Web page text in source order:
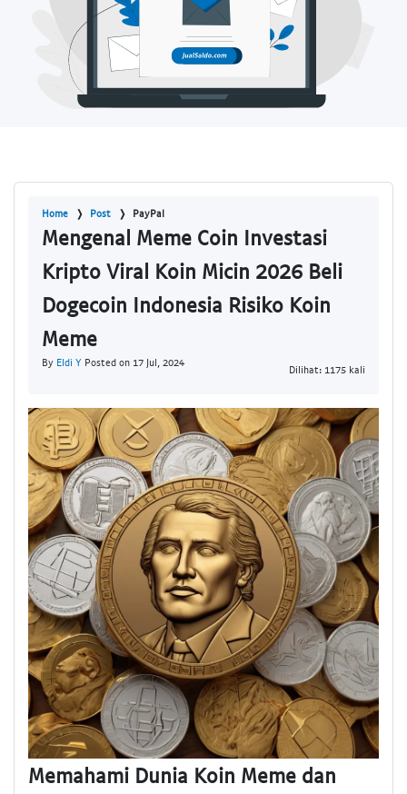
Home Post PayPal
Mengenal Meme Coin Investasi
Kripto Viral Koin Micin 2026 Beli
Dogecoin Indonesia Risiko Koin
Meme
By Eldi Y Posted on 17 Jul, 2024
Dilihat: 1175 kali
Memahami Dunia Koin Meme dan